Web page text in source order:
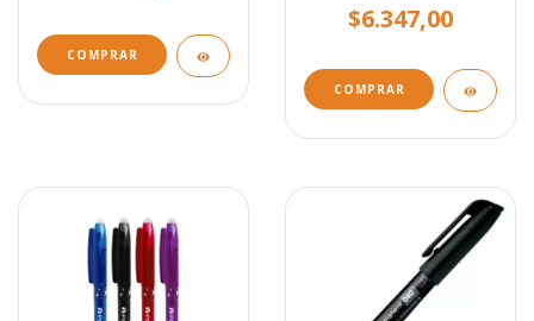
COMPRAR
$6.347,00